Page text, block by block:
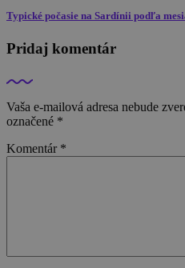
Typické počasie na Sardínii podľa
Pridaj komentár
Vaša e-mailová adresa nebude
označené *
Komentár *